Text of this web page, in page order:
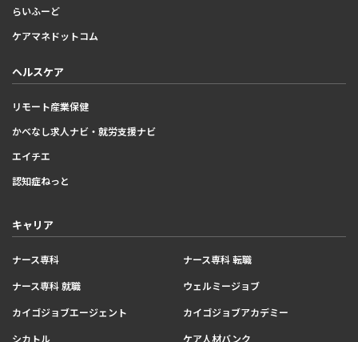
らいふーど
ケアマネドットコム
ヘルスケア
リモート産業保健
かべなし求人ナビ・就労支援ナビ
エイチエ
認知症ねっと
キャリア
ナース専科
ナース専科 転職
ナース専科 就職
ウェルミージョブ
カイゴジョブエージェント
カイゴジョブアカデミー
シカトル
ケア人材バンク